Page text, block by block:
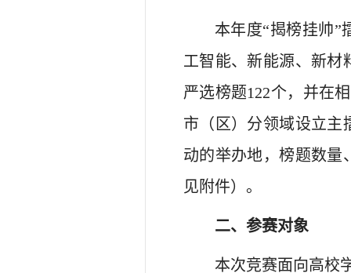
本年度“揭榜挂帅”
工智能、新能源、新材
严选榜题122个，并在
市（区）分领域设立主
动的举办地，榜题数量
见附件）。
二、参赛对象
本次竞赛面向高校